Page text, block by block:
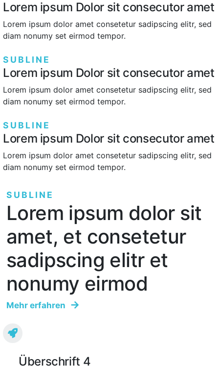
Lorem ipsum Dolor sit consecutor amet
Lorem ipsum dolor amet consetetur sadipscing elitr, sed
diam nonumy set eirmod tempor.
SUBLINE
Lorem ipsum Dolor sit consecutor amet
Lorem ipsum dolor amet consetetur sadipscing elitr, sed
diam nonumy set eirmod tempor.
SUBLINE
Lorem ipsum Dolor sit consecutor amet
Lorem ipsum dolor amet consetetur sadipscing elitr, sed
diam nonumy set eirmod tempor.
SUBLINE
Lorem ipsum dolor sit
amet, et consetetur
sadipscing elitr et
nonumy eirmod
Mehr erfahren
Überschrift 4